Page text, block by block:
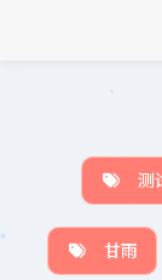
测
甘雨